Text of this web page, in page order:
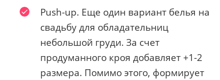
Push-up. Еще один вариант белья на
свадьбу для обладательниц
небольшой груди. За счет
продуманного кроя добавляет +1-2
размера. Помимо этого, формирует